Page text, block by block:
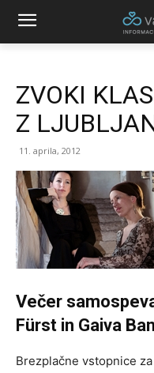
ZVOKI
Z
11. aprila, 2012
Večer
Fürst in Gaiva
Brezplačne vstopnice